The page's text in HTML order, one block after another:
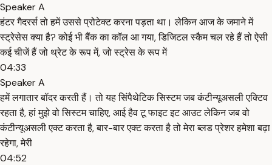
Speaker A
हंटर गैदरर्स तो हमें उससे प्रोटेक्ट करना पड़ता था। लेकिन आज के जमाने में
स्ट्रेसेस क्या है? कोई भी बैंक का कॉल आ गया, डिजिटल स्कैम चल रहे हैं तो ऐसी
कई चीजें हैं जो थ्रेट के रूप में, जो स्ट्रेस के रूप में
04:33
Speaker A
हमें लगातार बॉदर करती हैं। तो यह सिंपैथेटिक सिस्टम जब कंटीन्यूअसली एक्टिव
रहता है, हां मुझे वो सिस्टम चाहिए, आई हैव टू फाइट इट आउट लेकिन जब वो
कंटीन्यूअसली एक्ट करता है, बार-बार एक्ट करता है तो मेरा ब्लड प्रेशर हमेशा बढ़ा
रहेगा, मेरी
04:52